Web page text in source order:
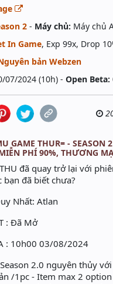
2 - Máy chủ: Máy chủ
In Game, Exp 99x, Drop
bản Webzen
07/2024 (10h) - Open Beta:
GAME THUR= - SEASON
PHÍ 90%, THƯƠNG
đã quay trở lại với
bạn đã biết chưa?
Nhất: Atlan
: Đã Mở
: 10h00 03/08/2024
2.0 nguyên thủy với
/1pc - Item max 2